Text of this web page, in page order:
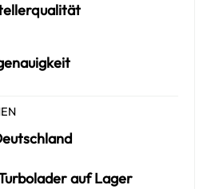
auf Lager